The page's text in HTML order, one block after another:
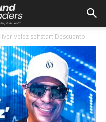
Velez selfstart Descuento